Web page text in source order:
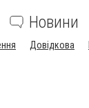
Новини
Довідкова